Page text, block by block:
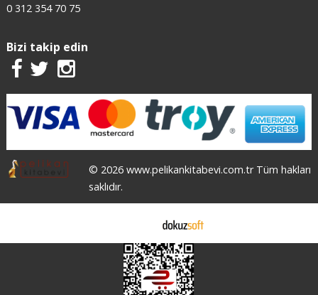
0 312 354 70 75
Bizi takip edin
© 2026 www.pelikankitabevi.com.tr Tüm hakları
saklıdır.